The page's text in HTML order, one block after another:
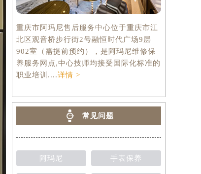
重庆市阿玛尼售后服务中心位于重庆市江
北区观音桥步行街2号融恒时代广场9层
902室（需提前预约），是阿玛尼维修保
养服务网点,中心技师均接受国际化标准的
职业培训....详情 >
常见问题
阿玛尼 手表保养